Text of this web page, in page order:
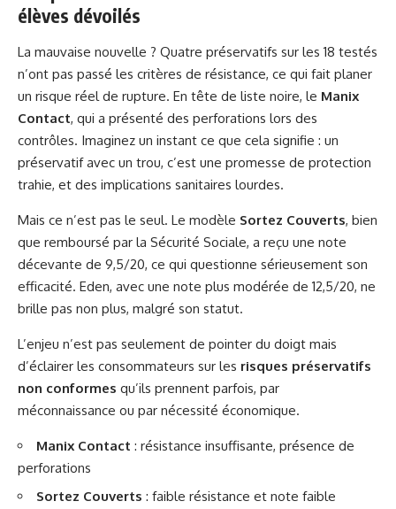
élèves dévoilés
La mauvaise nouvelle ? Quatre préservatifs sur les 18 testés
n’ont pas passé les critères de résistance, ce qui fait planer
un risque réel de rupture. En tête de liste noire, le Manix
Contact, qui a présenté des perforations lors des
contrôles. Imaginez un instant ce que cela signifie : un
préservatif avec un trou, c’est une promesse de protection
trahie, et des implications sanitaires lourdes.
Mais ce n’est pas le seul. Le modèle Sortez Couverts, bien
que remboursé par la Sécurité Sociale, a reçu une note
décevante de 9,5/20, ce qui questionne sérieusement son
efficacité. Eden, avec une note plus modérée de 12,5/20, ne
brille pas non plus, malgré son statut.
L’enjeu n’est pas seulement de pointer du doigt mais
d’éclairer les consommateurs sur les risques préservatifs
non conformes qu’ils prennent parfois, par
méconnaissance ou par nécessité économique.
Manix Contact : résistance insuffisante, présence de
perforations
Sortez Couverts : faible résistance et note faible